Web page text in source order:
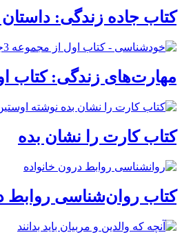
کتاب جاده زندگی:
مهارت‌های زندگی: کتاب
کتاب کارت را نشان بده
کتاب روان‌شناسی روابط